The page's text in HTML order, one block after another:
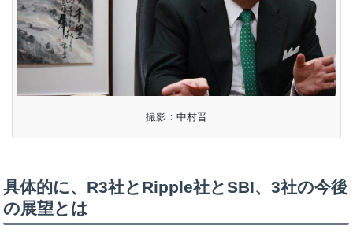
撮影：中村晋
具体的に、R3社とRipple社とSBI、3社の今後
の展望とは